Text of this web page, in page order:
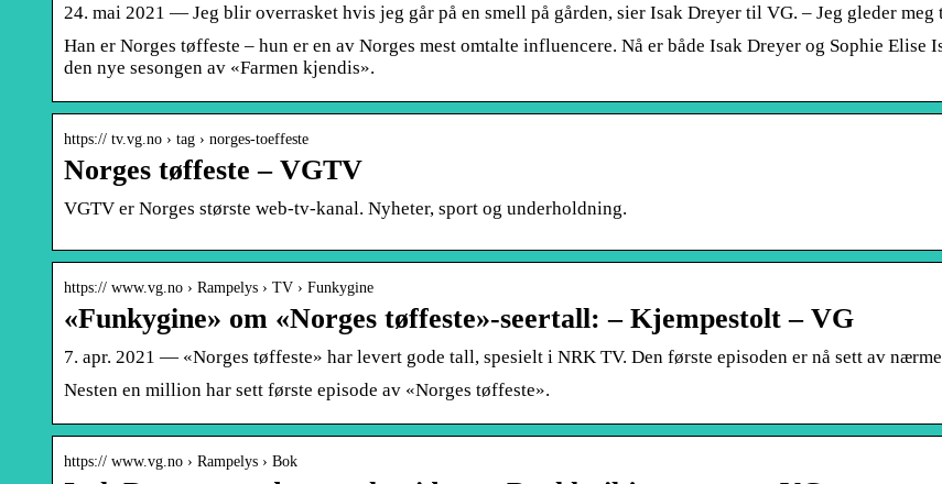
24. mai 2021 — Jeg blir overrasket hvis jeg går på en smell på gården, sier Isak Dreyer til VG. – Jeg gleder
Han er Norges tøffeste – hun er en av Norges mest omtalte influencere. Nå er både Isak Dreyer og Sophie Elise
den nye sesongen av «Farmen kjendis».
https:// tv.vg.no › tag › norges-toeffeste
Norges tøffeste – VGTV
VGTV er Norges største web-tv-kanal. Nyheter, sport og underholdning.
https:// www.vg.no › Rampelys › TV › Funkygine
«Funkygine» om «Norges tøffeste»-seertall: – Kjempestolt – VG
7. apr. 2021 — «Norges tøffeste» har levert gode tall, spesielt i NRK TV. Den første episoden er nå sett av
Nesten en million har sett første episode av «Norges tøffeste».
https:// www.vg.no › Rampelys › Bok